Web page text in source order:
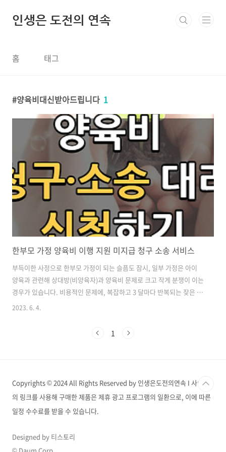
인생은 도전의 연속
홈 태그
양육비대신받아드립니다 1
한부모 가정 양육비 이행 지원 미지급 청구 소송 서비스
부득이한 사정으로 한부모 가정이 되는 슬픔도 잠시, 일부 가정은 아이
양육과 관련해 상대방(비양육자)과 양육비 문제로 크고 작게 분쟁이 이는
경우가 있습니다. 비용적인 문제에, 복잡하고 3 달마다 반복되는 잦은 소
송으로 정신적 육체적 스트레스를 받아 대부분은 포기하고 마는데요, 해
스'를 지원하고 있습니다. 해당 '양육비 이행 서비스'의 절차와 신청 방법
는 ..
2023. 6. 4.
1
Copyrights © 2024 All Rights Reserved by 인생은도전의연속 I 사이트
의 링크를 사용해 구매한 제품은 제휴 광고 프로그램의 일환으로, 이에 따른
일정 수수료를 받을 수 있습니다.
Designed by 티스토리